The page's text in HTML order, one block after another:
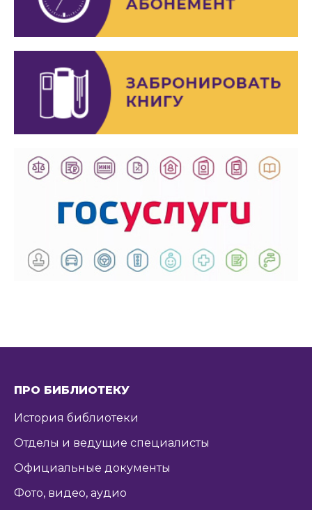
ПРО БИБЛИОТЕКУ
История библиотеки
Отделы и ведущие специалисты
Официальные документы
Фото, видео, аудио